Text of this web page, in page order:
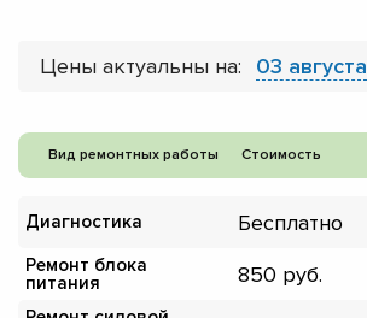
Цены актуальны на: 03 августа
Вид ремонтных работы Стоимость
Диагностика Бесплатно
Ремонт блока
питания
850